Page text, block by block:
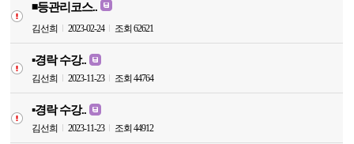
◾️등관리코스..
김선희 2023-02-24 조회 62621
▪️경락 수강..
김선희 2023-11-23 조회 44764
▪️경락 수강..
김선희 2023-11-23 조회 44912